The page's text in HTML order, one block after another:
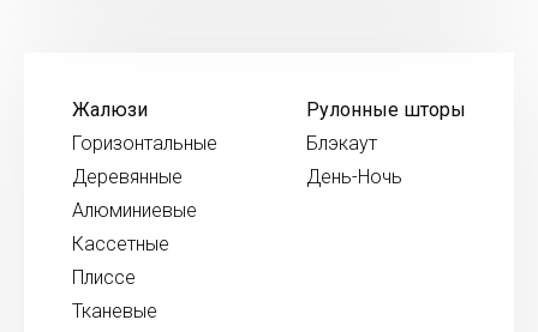
Жалюзи
Горизонтальные
Деревянные
Алюминиевые
Кассетные
Плиссе
Тканевые
Рулонные шторы
Блэкаут
День-Ночь